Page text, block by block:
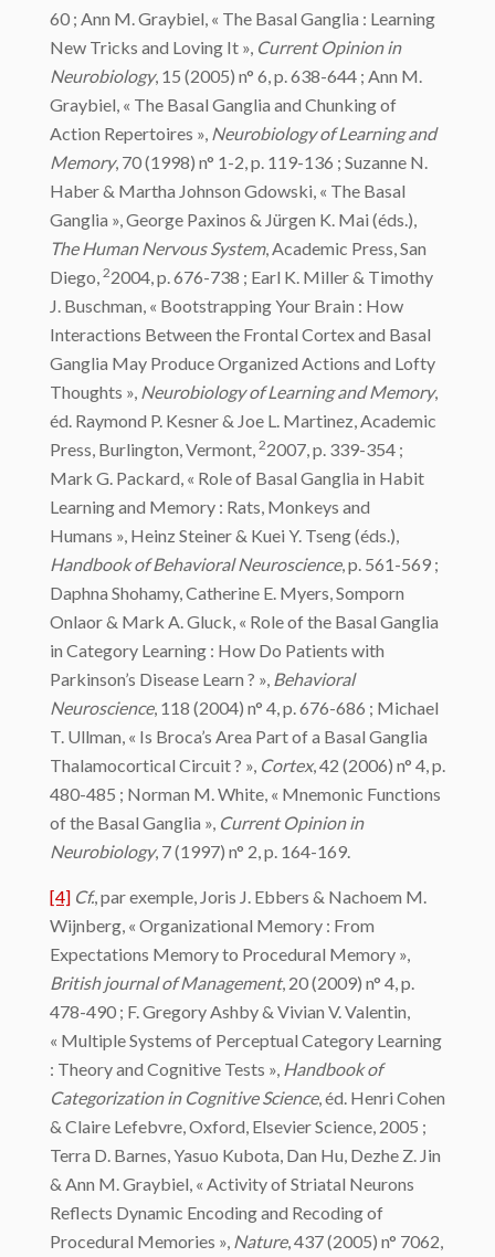
60 ; Ann M. Graybiel, « The Basal Ganglia : Learning
New Tricks and Loving It », Current Opinion in
Neurobiology, 15 (2005) n° 6, p. 638-644 ; Ann M.
Graybiel, « The Basal Ganglia and Chunking of
Action Repertoires », Neurobiology of Learning and
Memory, 70 (1998) n° 1-2, p. 119-136 ; Suzanne N.
Haber & Martha Johnson Gdowski, « The Basal
Ganglia », George Paxinos & Jürgen K. Mai (éds.),
The Human Nervous System, Academic Press, San
Diego, 22004, p. 676-738 ; Earl K. Miller & Timothy
J. Buschman, « Bootstrapping Your Brain : How
Interactions Between the Frontal Cortex and Basal
Ganglia May Produce Organized Actions and Lofty
Thoughts », Neurobiology of Learning and Memory,
éd. Raymond P. Kesner & Joe L. Martinez, Academic
Press, Burlington, Vermont, 22007, p. 339-354 ;
Mark G. Packard, « Role of Basal Ganglia in Habit
Learning and Memory : Rats, Monkeys and
Humans », Heinz Steiner & Kuei Y. Tseng (éds.),
Handbook of Behavioral Neuroscience, p. 561-569 ;
Daphna Shohamy, Catherine E. Myers, Somporn
Onlaor & Mark A. Gluck, « Role of the Basal Ganglia
in Category Learning : How Do Patients with
Parkinson’s Disease Learn ? », Behavioral
Neuroscience, 118 (2004) n° 4, p. 676-686 ; Michael
T. Ullman, « Is Broca’s Area Part of a Basal Ganglia
Thalamocortical Circuit ? », Cortex, 42 (2006) n° 4, p.
480-485 ; Norman M. White, « Mnemonic Functions
of the Basal Ganglia », Current Opinion in
Neurobiology, 7 (1997) n° 2, p. 164-169.
[4] Cf., par exemple, Joris J. Ebbers & Nachoem M.
Wijnberg, « Organizational Memory : From
Expectations Memory to Procedural Memory »,
British journal of Management, 20 (2009) n° 4, p.
478-490 ; F. Gregory Ashby & Vivian V. Valentin,
« Multiple Systems of Perceptual Category Learning
: Theory and Cognitive Tests », Handbook of
Categorization in Cognitive Science, éd. Henri Cohen
& Claire Lefebvre, Oxford, Elsevier Science, 2005 ;
Terra D. Barnes, Yasuo Kubota, Dan Hu, Dezhe Z. Jin
& Ann M. Graybiel, « Activity of Striatal Neurons
Reflects Dynamic Encoding and Recoding of
Procedural Memories », Nature, 437 (2005) n° 7062,